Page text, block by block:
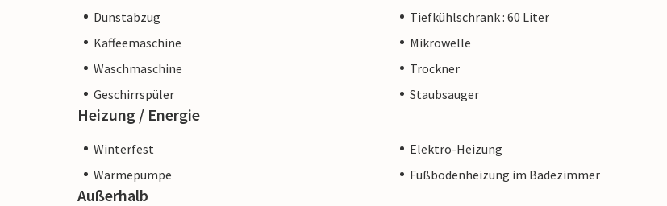
Dunstabzug
Tiefkühlschrank : 60 Liter
Kaffeemaschine
Mikrowelle
Waschmaschine
Trockner
Geschirrspüler
Staubsauger
Heizung / Energie
Winterfest
Elektro-Heizung
Wärmepumpe
Fußbodenheizung im Badezimmer
Außerhalb